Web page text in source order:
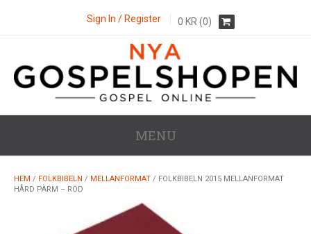
Sign In / Register 0 KR (0)
MENU
HEM / FOLKBIBELN / MELLANFORMAT / FOLKBIBELN 2015 MELLANFORMAT
HÅRD PÄRM – RÖD